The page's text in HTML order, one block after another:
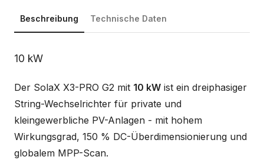
Beschreibung Technische Daten
Beschreibung
10 kW
Der SolaX X3-PRO G2 mit 10 kW ist ein dreiphasiger
String-Wechselrichter für private und
kleingewerbliche PV-Anlagen - mit hohem
Wirkungsgrad, 150 % DC-Überdimensionierung und
globalem MPP-Scan.